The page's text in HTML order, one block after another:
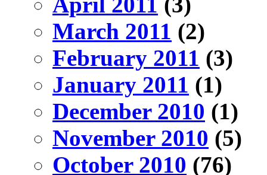
March 2011 (2)
February 2011 (3)
January 2011 (1)
December 2010 (1)
November 2010 (5)
October 2010 (76)